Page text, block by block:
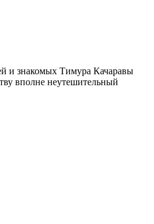
и знакомых Тимура Качаравы
вполне неутешительный